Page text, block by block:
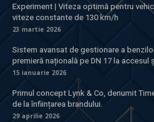
Experiment | Viteza optimă pentru
viteze constante de 130 km/h
23 martie 2026
Sistem avansat de gestionare a
premieră națională pe DN 17 la accesul
15 ianuarie 2026
Primul concept Lynk & Co, denumit
de la înființarea brandului.
29 aprilie 2026